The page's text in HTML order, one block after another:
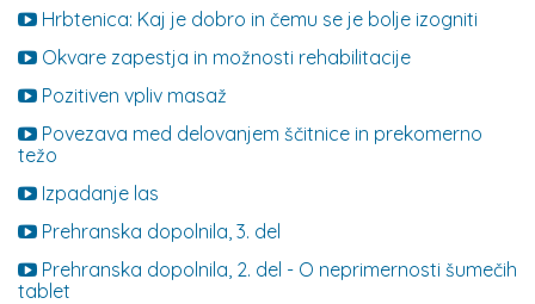
Hrbtenica: Kaj je dobro in čemu se je bolje izogniti
Okvare zapestja in možnosti rehabilitacije
Pozitiven vpliv masaž
Povezava med delovanjem ščitnice in prekomerno
težo
Izpadanje las
Prehranska dopolnila, 3. del
Prehranska dopolnila, 2. del - O neprimernosti šumečih
tablet